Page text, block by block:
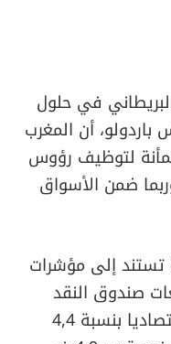
في حلول
باردولو، أن المغرب
لتوظيف رؤوس
ضمن الأسواق
تستند إلى مؤشرات
صندوق النقد
الدولي بتحقيق المغرب نموا اقتصاديا بنسبة 4,4